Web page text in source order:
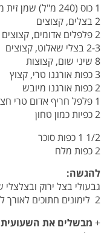
1 כוס (240 מ"ל) שמן זית משובח
2 בצלים, קצוצים
2 פלפלים אדומים, קצוצים
2-3 בצלי שאלוט, קצוצים
8 שיני שום, קצוצות
3 כפות אורגנו טרי, קצוץ
2 כפות אורגנו מיובש
1 פלפל חריף אדום טרי חצוי, מנוקה מגרעינים וקצוץ
2 כפיות כמון טחון
1/2 1 כפות סוכר
2 כפות מלח
להגשה:
גבעולי בצל ירוק
2 לימונים חתוכים לאורך לרבעים
+ מבשלים את